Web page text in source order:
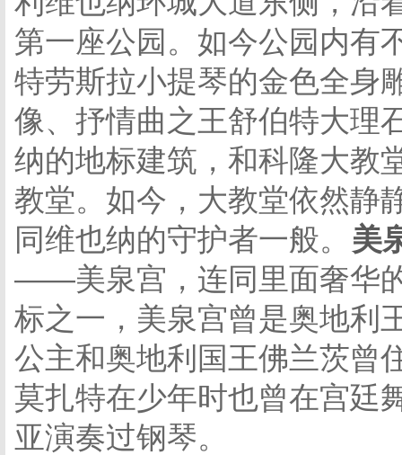
第一座公园。如今公园内有
特劳斯拉小提琴的金色全身
像、抒情曲之王舒伯特大理
纳的地标建筑，和科隆大教
教堂。如今，大教堂依然静
同维也纳的守护者一般。
美
——美泉宫，连同里面奢华
标之一，美泉宫曾是奥地利
公主和奥地利国王佛兰茨曾
莫扎特在少年时也曾在宫廷
亚演奏过钢琴。